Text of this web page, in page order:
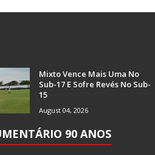
Mixto Vence Mais Uma No
Sub-17 E Sofre Revés No Sub-
15
August 04, 2026
90 ANOS